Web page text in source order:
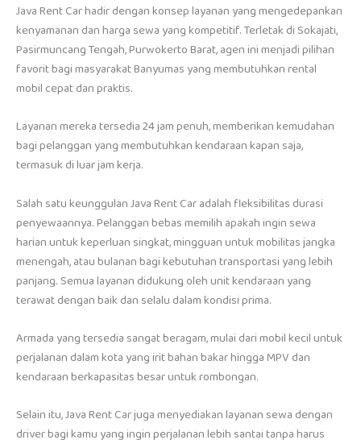
Java Rent Car hadir dengan konsep layanan yang mengedepankan
kenyamanan dan harga sewa yang kompetitif. Terletak di Sokajati,
Pasirmuncang Tengah, Purwokerto Barat, agen ini menjadi pilihan
favorit bagi masyarakat Banyumas yang membutuhkan rental
mobil cepat dan praktis.
Layanan mereka tersedia 24 jam penuh, memberikan kemudahan
bagi pelanggan yang membutuhkan kendaraan kapan saja,
termasuk di luar jam kerja.
Salah satu keunggulan Java Rent Car adalah fleksibilitas durasi
penyewaannya. Pelanggan bebas memilih apakah ingin sewa
harian untuk keperluan singkat, mingguan untuk mobilitas jangka
menengah, atau bulanan bagi kebutuhan transportasi yang lebih
panjang. Semua layanan didukung oleh unit kendaraan yang
terawat dengan baik dan selalu dalam kondisi prima.
Armada yang tersedia sangat beragam, mulai dari mobil kecil untuk
perjalanan dalam kota yang irit bahan bakar hingga MPV dan
kendaraan berkapasitas besar untuk rombongan.
Selain itu, Java Rent Car juga menyediakan layanan sewa dengan
driver bagi kamu yang ingin perjalanan lebih santai tanpa harus